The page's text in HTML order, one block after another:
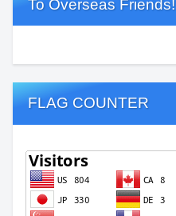
To Overseas Friends!
FLAG COUNTER